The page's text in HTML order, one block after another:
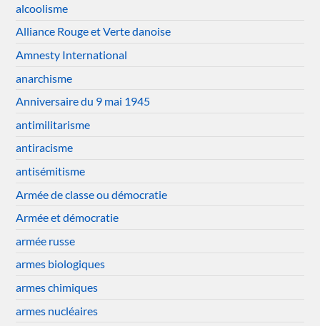
alcoolisme
Alliance Rouge et Verte danoise
Amnesty International
anarchisme
Anniversaire du 9 mai 1945
antimilitarisme
antiracisme
antisémitisme
Armée de classe ou démocratie
Armée et démocratie
armée russe
armes biologiques
armes chimiques
armes nucléaires